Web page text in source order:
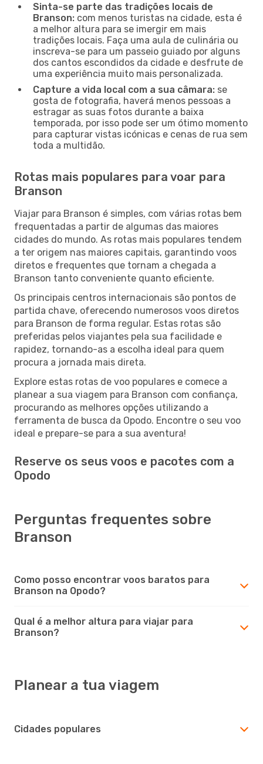
Sinta-se parte das tradições locais de
Branson: com menos turistas na cidade, esta é
a melhor altura para se imergir em mais
tradições locais. Faça uma aula de culinária ou
inscreva-se para um passeio guiado por alguns
dos cantos escondidos da cidade e desfrute de
uma experiência muito mais personalizada.
Capture a vida local com a sua câmara: se
gosta de fotografia, haverá menos pessoas a
estragar as suas fotos durante a baixa
temporada, por isso pode ser um ótimo momento
para capturar vistas icónicas e cenas de rua sem
toda a multidão.
Rotas mais populares para voar para
Branson
Viajar para Branson é simples, com várias rotas bem
frequentadas a partir de algumas das maiores
cidades do mundo. As rotas mais populares tendem
a ter origem nas maiores capitais, garantindo voos
diretos e frequentes que tornam a chegada a
Branson tanto conveniente quanto eficiente.
Os principais centros internacionais são pontos de
partida chave, oferecendo numerosos voos diretos
para Branson de forma regular. Estas rotas são
preferidas pelos viajantes pela sua facilidade e
rapidez, tornando-as a escolha ideal para quem
procura a jornada mais direta.
Explore estas rotas de voo populares e comece a
planear a sua viagem para Branson com confiança,
procurando as melhores opções utilizando a
ferramenta de busca da Opodo. Encontre o seu voo
ideal e prepare-se para a sua aventura!
Reserve os seus voos e pacotes com a
Opodo
Perguntas frequentes sobre
Branson
Como posso encontrar voos baratos para
Branson na Opodo?
Qual é a melhor altura para viajar para
Branson?
Planear a tua viagem
Cidades populares